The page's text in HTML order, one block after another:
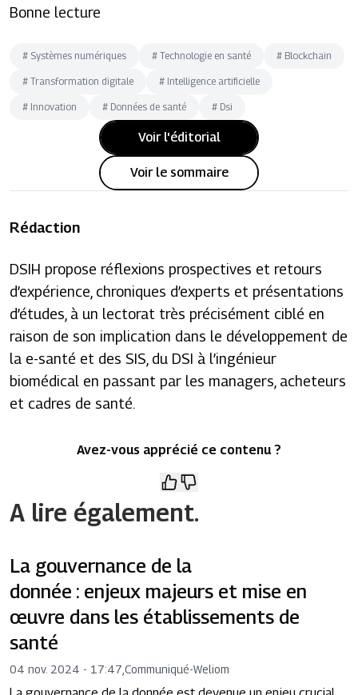
Bonne lecture
# Systèmes numériques # Technologie en santé # Blockchain
# Transformation digitale # Intelligence artificielle
# Innovation # Données de santé # Dsi
Voir l'éditorial
Voir le sommaire
Rédaction
DSIH propose réflexions prospectives et retours
d’expérience, chroniques d’experts et présentations
d’études, à un lectorat très précisément ciblé en
raison de son implication dans le développement de
la e-santé et des SIS, du DSI à l’ingénieur
biomédical en passant par les managers, acheteurs
et cadres de santé.
Avez-vous apprécié ce contenu ?
A lire également.
La gouvernance de la
donnée : enjeux majeurs et mise en
œuvre dans les établissements de
santé
04 nov. 2024 - 17:47 Communiqué-Weliom